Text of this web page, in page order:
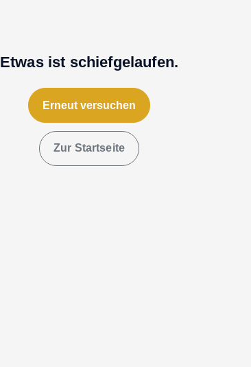
Etwas ist schiefgelaufen.
Erneut versuchen
Zur Startseite